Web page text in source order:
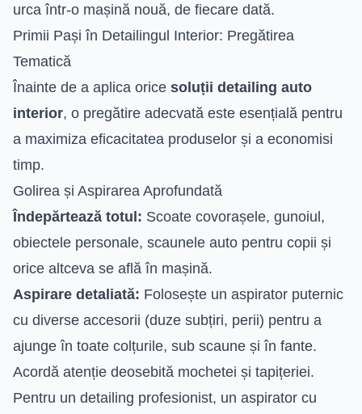
urca într-o mașină nouă, de fiecare dată.
Primii Pași în Detailingul Interior: Pregătirea
Tematică
Înainte de a aplica orice soluții detailing auto
interior, o pregătire adecvată este esențială pentru
a maximiza eficacitatea produselor și a economisi
timp.
Golirea și Aspirarea Aprofundată
Îndepărtează totul: Scoate covorașele, gunoiul,
obiectele personale, scaunele auto pentru copii și
orice altceva se află în mașină.
Aspirare detaliată: Folosește un aspirator puternic
cu diverse accesorii (duze subțiri, perii) pentru a
ajunge în toate colțurile, sub scaune și în fante.
Acordă atenție deosebită mochetei și tapițeriei.
Pentru un detailing profesionist, un aspirator cu